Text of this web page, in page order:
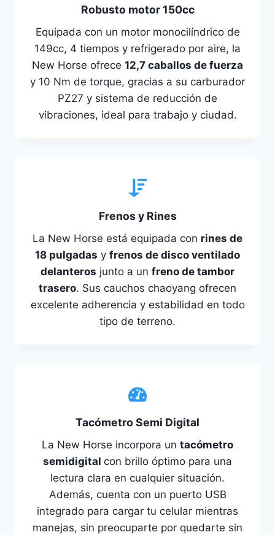
Robusto motor 150cc
Equipada con un motor monocilíndrico de
149cc, 4 tiempos y refrigerado por aire, la
New Horse ofrece 12,7 caballos de fuerza
y 10 Nm de torque, gracias a su carburador
PZ27 y sistema de reducción de
vibraciones, ideal para trabajo y ciudad.
Frenos y Rines
La New Horse está equipada con rines de
18 pulgadas y frenos de disco ventilado
delanteros junto a un freno de tambor
trasero. Sus cauchos chaoyang ofrecen
excelente adherencia y estabilidad en todo
tipo de terreno.
Tacómetro Semi Digital
La New Horse incorpora un tacómetro
semidigital con brillo óptimo para una
lectura clara en cualquier situación.
Además, cuenta con un puerto USB
integrado para cargar tu celular mientras
manejas, sin preocuparte por quedarte sin